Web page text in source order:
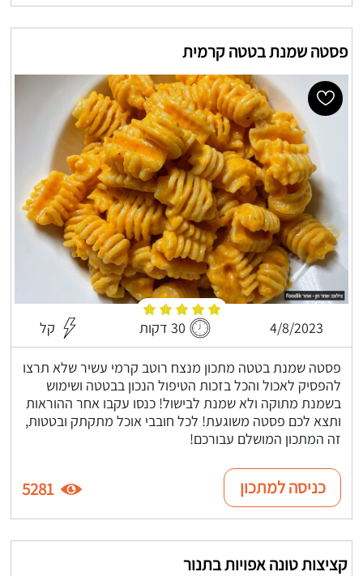
פסטה שמנת בטטה קרמית
4/8/2023 30 דקות קל
פסטה שמנת בטטה מתכון מנצח רוטב קרמי עשיר שלא תרצו
להפסיק לאכול והכל בזכות הטיפול הנכון בבטטה ושימוש
בשמנת מתוקה ולא שמנת לבישול! כנסו עקבו אחר ההוראות
ותצא לכם פסטה משוגעת! לכל חובבי אוכל מתקתק ובטטות,
זה המתכון המושלם עבורכם!
כניסה למתכון 5281
קציצות טונה אפויות בתנור